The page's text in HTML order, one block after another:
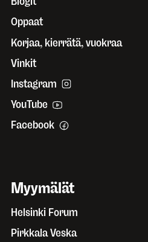
Oppaat
Korjaa, kierrätä, vuokraa
Vinkit
Instagram
YouTube
Facebook
Myymälät
Helsinki Forum
Pirkkala Veska